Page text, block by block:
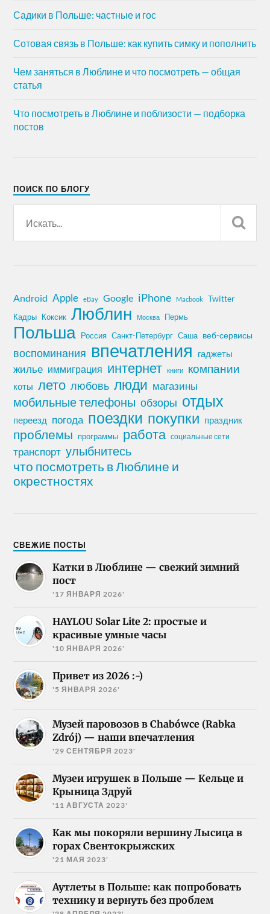
Садики в Польше: частные и гос
Сотовая связь в Польше: как купить симку и пополнить
Чем заняться в Люблине и что посмотреть — общая
статья
Что посмотреть в Люблине и поблизости — подборка
постов
ПОИСК ПО БЛОГУ
Android Apple eBay Google iPhone Macbook Twitter
Кадры Коксик Люблин Москва Пермь
Польша Россия Санкт-Петербург Саша веб-сервисы
воспоминания впечатления гаджеты
жилье иммиграция интернет книги компании
коты лето любовь люди магазины
мобильные телефоны обзоры отдых
переезд погода поездки покупки праздник
проблемы программы работа социальные сети
транспорт улыбнитесь
что посмотреть в Люблине и
окрестностях
СВЕЖИЕ ПОСТЫ
Катки в Люблине — свежий зимний
пост
'17 ЯНВАРЯ 2026'
HAYLOU Solar Lite 2: простые и
красивые умные часы
'10 ЯНВАРЯ 2026'
Привет из 2026 :-)
'5 ЯНВАРЯ 2026'
Музей паровозов в Chabówce (Rabka
Zdrój) — наши впечатления
'29 СЕНТЯБРЯ 2023'
Музеи игрушек в Польше — Кельце и
Крыница Здруй
'11 АВГУСТА 2023'
Как мы покоряли вершину Лысица в
горах Свентокрыжских
'21 МАЯ 2023'
Аутлеты в Польше: как попробовать
технику и вернуть без проблем